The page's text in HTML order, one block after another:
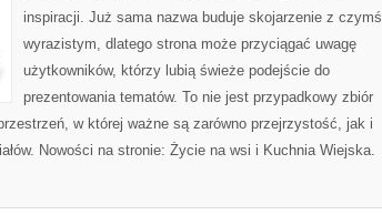
inspiracji. Już sama nazwa buduje skojarzenie z czymś
wyrazistym, dlatego strona może przyciągać uwagę
użytkowników, którzy lubią świeże podejście do
prezentowania tematów. To nie jest przypadkowy zbiór
w której ważne są zarówno przejrzystość, jak i
Nowości na stronie: Życie na wsi i Kuchnia Wiejska.